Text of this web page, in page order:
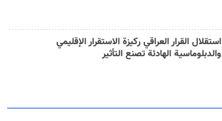
استقلال القرار العراقي ركيزة الاستقرار الإقليمي
والدبلوماسية الهادئة تصنع التأثير